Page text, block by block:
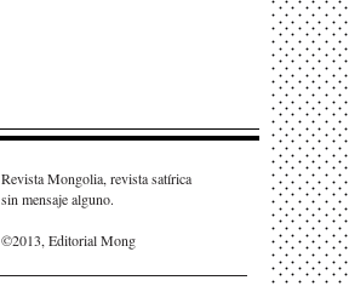
Revista Mongolia, revista satírica
sin mensaje alguno.
©2013, Editorial Mong